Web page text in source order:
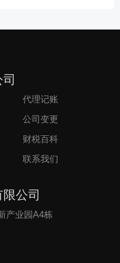
代理记账
公司变更
财税百科
联系我们
公司
产业园A4栋